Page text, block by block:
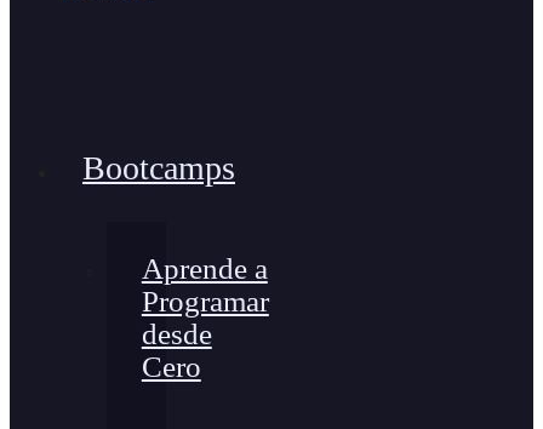
Bootcamps
Aprende a
Programar
desde
Cero